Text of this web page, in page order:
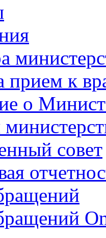
прием к
о
совет